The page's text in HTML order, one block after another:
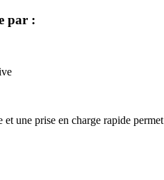
par :
une prise en charge rapide